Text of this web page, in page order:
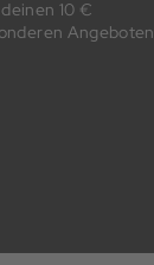
10 €
Angeboten